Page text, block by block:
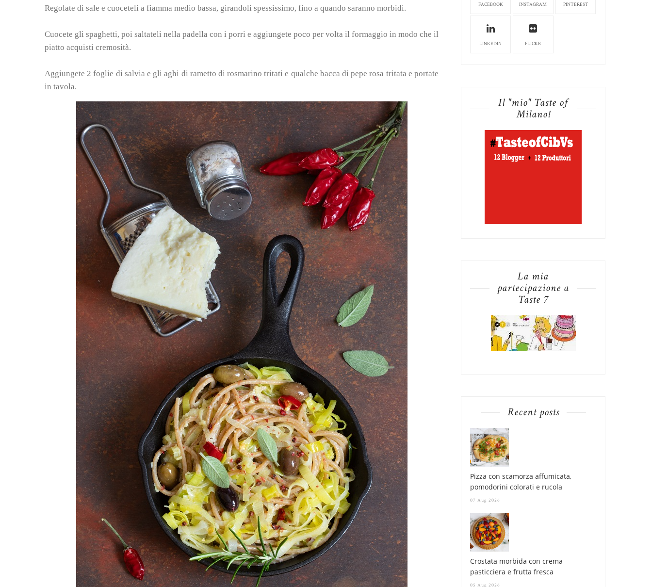
Regolate di sale e cuoceteli a fiamma medio bassa, girandoli spessissimo, fino a quando saranno morbidi.
Cuocete gli spaghetti, poi saltateli nella padella con i porri e aggiungete poco per volta il formaggio in modo che il
piatto acquisti cremosità.
Aggiungete 2 foglie di salvia e gli aghi di rametto di rosmarino tritati e qualche bacca di pepe rosa tritata e portate
in tavola.
FACEBOOK INSTAGRAM PINTEREST
LINKEDIN FLICKR
Il "mio" Taste of
Milano!
La mia
partecipazione a
Taste 7
Recent posts
Pizza con scamorza affumicata,
pomodorini colorati e rucola
07 Aug 2026
Crostata morbida con crema
pasticciera e frutta fresca
05 Aug 2026